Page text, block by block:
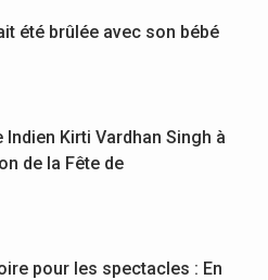
été brûlée avec son bébé
Kirti Vardhan Singh à
de la Fête de
pour les spectacles : En